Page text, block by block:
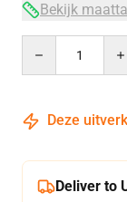
Bekijk
Deze
Deliver to